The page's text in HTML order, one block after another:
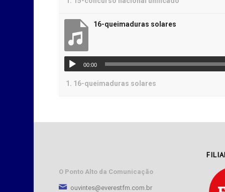
16-queimaduras solares
00:00
1. 16-queimaduras solares
O Ponto Alto da Comunicação
ouvintes@everestfm.com.br